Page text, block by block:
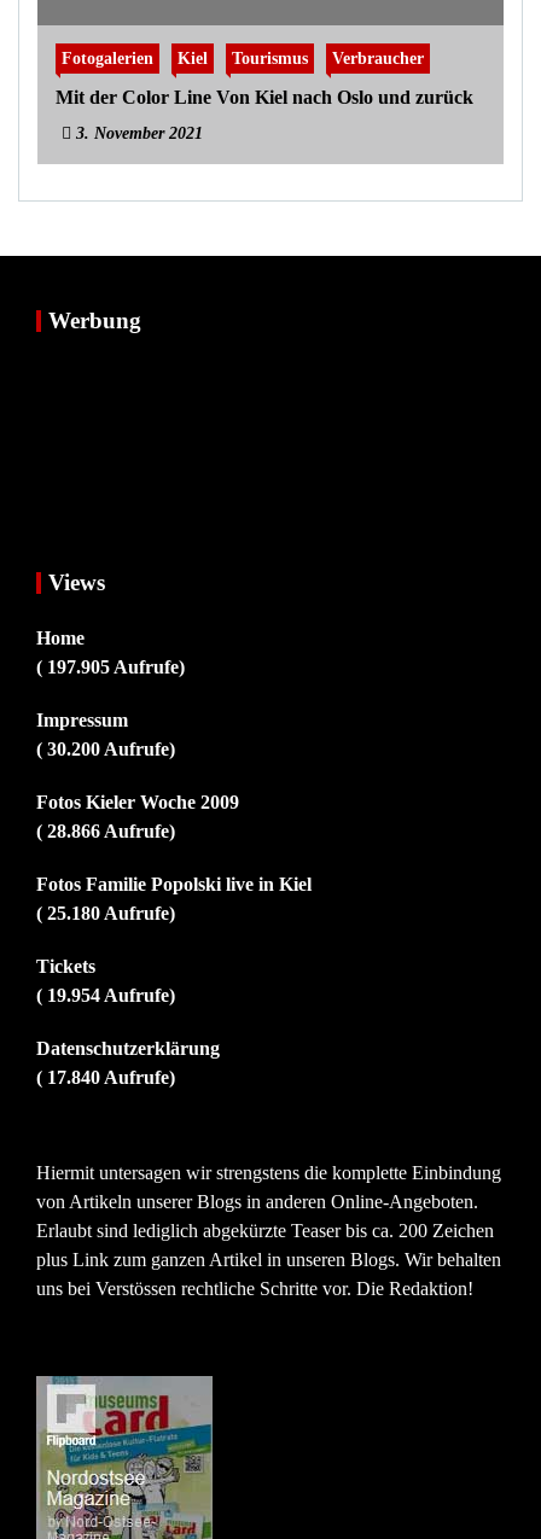
Fotogalerien Kiel Tourismus Verbraucher
Mit der Color Line Von Kiel nach Oslo und zurück
3. November 2021
Werbung
Views
Home
( 197.905 Aufrufe)
Impressum
( 30.200 Aufrufe)
Fotos Kieler Woche 2009
( 28.866 Aufrufe)
Fotos Familie Popolski live in Kiel
( 25.180 Aufrufe)
Tickets
( 19.954 Aufrufe)
Datenschutzerklärung
( 17.840 Aufrufe)
Hiermit untersagen wir strengstens die komplette Einbindung
von Artikeln unserer Blogs in anderen Online-Angeboten.
Erlaubt sind lediglich abgekürzte Teaser bis ca. 200 Zeichen
plus Link zum ganzen Artikel in unseren Blogs. Wir behalten
uns bei Verstössen rechtliche Schritte vor. Die Redaktion!